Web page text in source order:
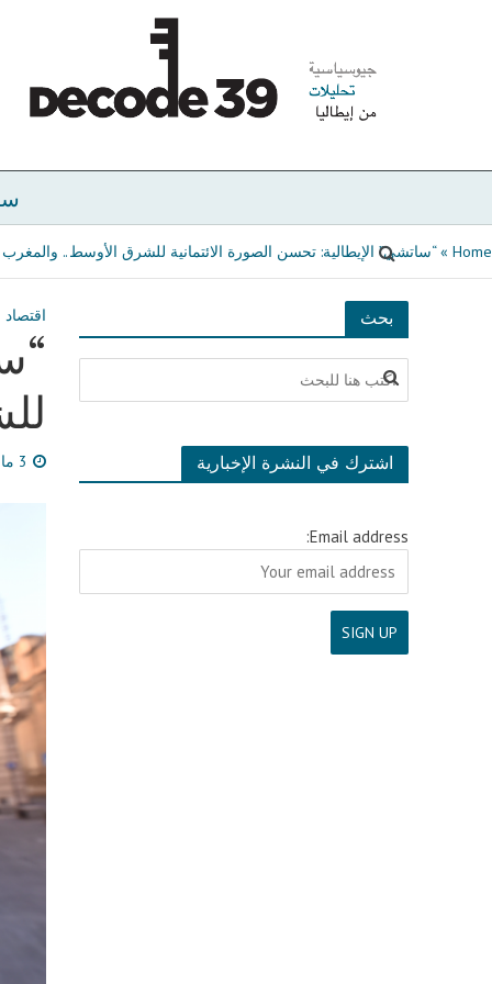
Home
»“ساتشي” الإيطالية: تحسن الصورة الائتمانية للشرق الأوسط.. والمغرب
اقتصاد
3 مارس، 2022
بحث
اشترك في النشرة الإخبارية
Email address: